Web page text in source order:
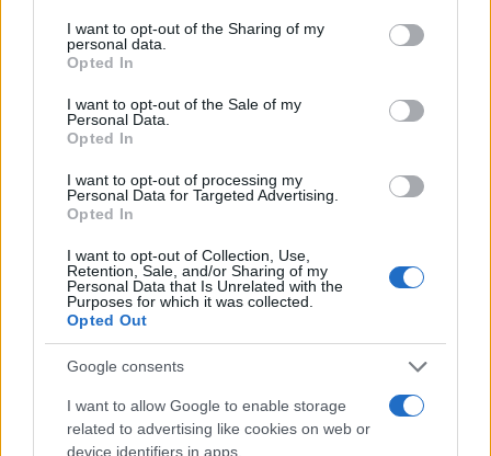
not limited to your visit or usage behaviour. You may click to
grant or deny consent to Google and its third-party tags to
use your data for below specified purposes in below Google
consent section.
I want to opt-out of the Sharing of my
personal data.
Opted In
I want to opt-out of the Sale of my
Personal Data.
Opted In
I want to opt-out of processing my
Personal Data for Targeted Advertising.
Opted In
I want to opt-out of Collection, Use,
Retention, Sale, and/or Sharing of my
Personal Data that Is Unrelated with the
Purposes for which it was collected.
Opted Out
Google consents
I want to allow Google to enable storage
related to advertising like cookies on web or
device identifiers in apps.
μία από αυτές τυγχάνει να είναι η Φώφη
Γεννηματά, σε αυτήν οφείλουμε πολλοί από εμάς
το πολιτικό μας "είναι". Στο δικό μου το πρόσωπο
δεν έχετε το δικαίωμα να ασκείτε κριτική για δήθεν
σεξιστική συμπεριφορά!», απάντησε οργισμένα ο
Η ομολογουμένως αναπάντεχη κόντρα των δυο
συνεχίστηκε με αμείωτο ρυθμό. «Είστε ο
τελευταίος που μπορεί να μιλάει με αυτόν τον
τρόπο σε εμένα. Είστε ο τελευταίος που μπορεί να
με επιτιμά επειδή εγώ δεν κερδίζω τον σεβασμό,
ενώ κάποιες άλλες γυναίκες πρόεδροι τον
κέρδισαν. Είστε ενδοτικός, ψηφίζετε υπέρ στις
άρσεις ασυλίας μου», υποστήριξε η Ζωή
Κωνσταντοπούλου, ενώ στράφηκε ξανά κατά του